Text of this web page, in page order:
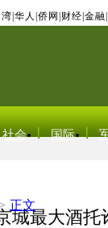
华人 侨网 财经 金融
社会 国际
> 正文
城最大酒托